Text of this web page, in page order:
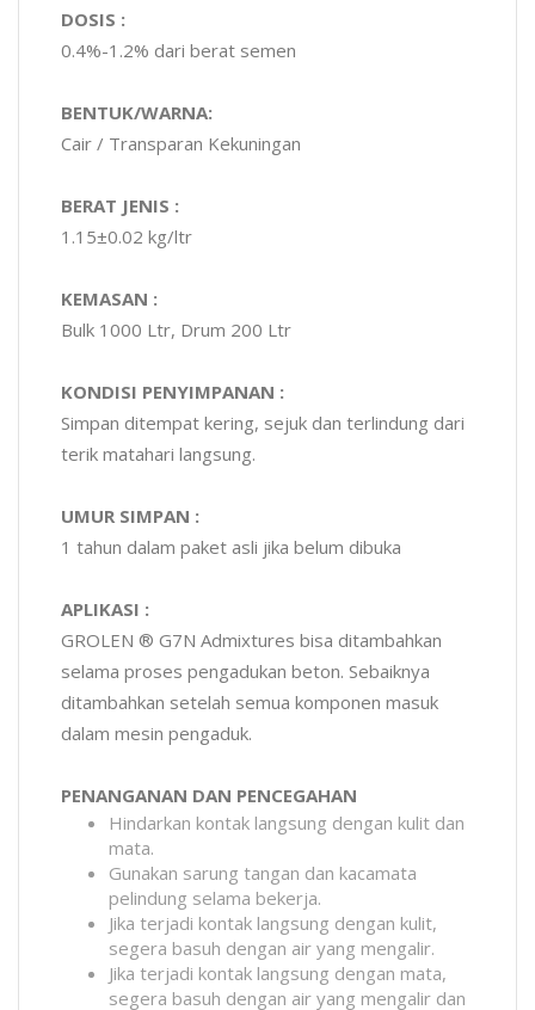
DOSIS :
0.4%-1.2% dari berat semen
BENTUK/WARNA:
Cair / Transparan Kekuningan
BERAT JENIS :
1.15±0.02 kg/ltr
KEMASAN :
Bulk 1000 Ltr, Drum 200 Ltr
KONDISI PENYIMPANAN :
Simpan ditempat kering, sejuk dan terlindung dari
terik matahari langsung.
UMUR SIMPAN :
1 tahun dalam paket asli jika belum dibuka
APLIKASI :
GROLEN ® G7N Admixtures bisa ditambahkan
selama proses pengadukan beton. Sebaiknya
ditambahkan setelah semua komponen masuk
dalam mesin pengaduk.
PENANGANAN DAN PENCEGAHAN
Hindarkan kontak langsung dengan kulit dan
mata.
Gunakan sarung tangan dan kacamata
pelindung selama bekerja.
Jika terjadi kontak langsung dengan kulit,
segera basuh dengan air yang mengalir.
Jika terjadi kontak langsung dengan mata,
segera basuh dengan air yang mengalir dan